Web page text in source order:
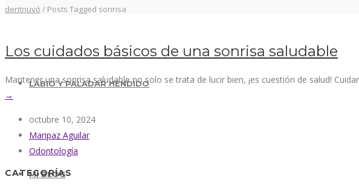
LABIO Y PALADAR HENDIDO
MI BLOG
dentnuvó / Posts Tagged sonrisa
Los cuidados básicos de una sonrisa saludable
Mantener una sonrisa saludable no solo se trata de lucir bien, ¡es cuestión de salud!
→
octubre 10, 2024
Maripaz Aguilar
Odontología
CATEGORÍAS